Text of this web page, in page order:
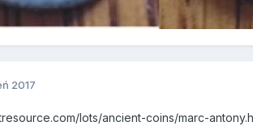
2017
lots/ancient-coins/marc-